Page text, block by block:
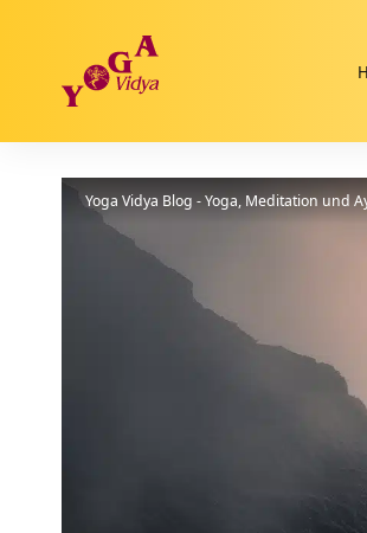
Yoga Vidya Blog - Yoga, Meditation und